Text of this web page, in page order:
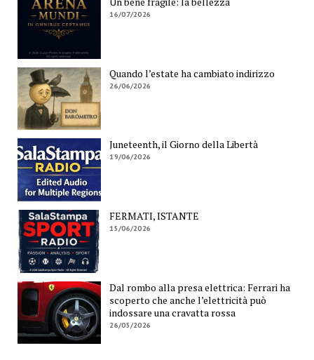
16/07/2026
Quando l’estate ha cambiato indirizzo
26/06/2026
Juneteenth, il Giorno della Libertà
19/06/2026
FERMATI, ISTANTE
15/06/2026
Dal rombo alla presa elettrica: Ferrari ha
scoperto che anche l’elettricità può
indossare una cravatta rossa
26/05/2026